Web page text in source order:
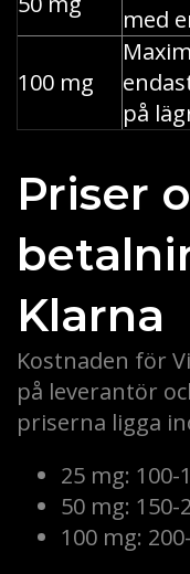
med
100 mg
på
Priser
Klarna
Kostnaden för
på leverantör
priserna ligga
25 mg: 100-
50 mg: 150-
100 mg: